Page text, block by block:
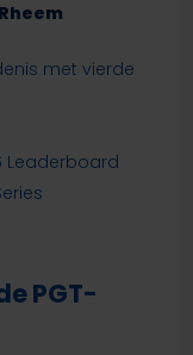
met vierde
Leaderboard
PGT-